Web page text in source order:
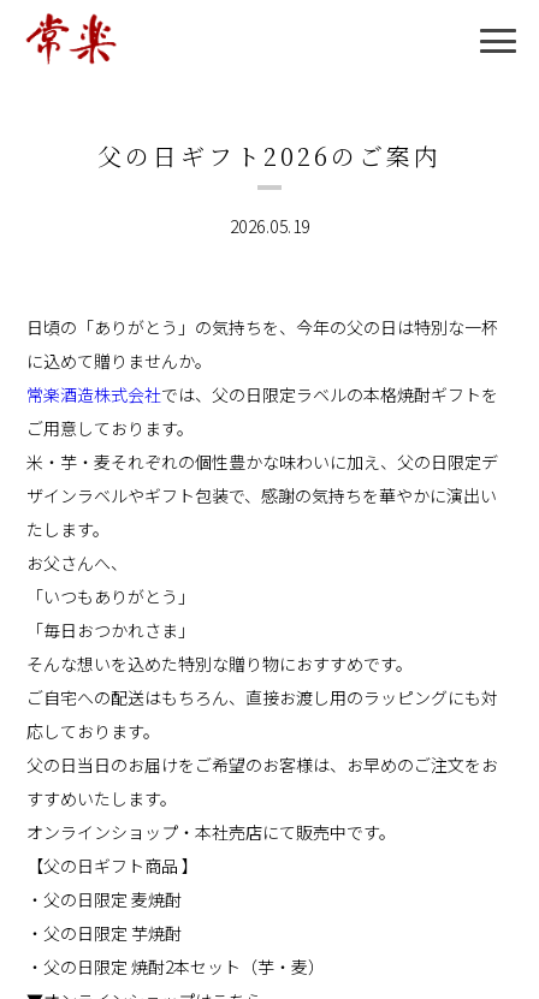
父の日ギフト2026のご案内
2026.05.19
日頃の「ありがとう」の気持ちを、今年の父の日は特別な一杯
に込めて贈りませんか。
常楽酒造株式会社では、父の日限定ラベルの本格焼酎ギフトを
ご用意しております。
米・芋・麦それぞれの個性豊かな味わいに加え、父の日限定デ
ザインラベルやギフト包装で、感謝の気持ちを華やかに演出い
たします。
お父さんへ、
「いつもありがとう」
「毎日おつかれさま」
そんな想いを込めた特別な贈り物におすすめです。
ご自宅への配送はもちろん、直接お渡し用のラッピングにも対
応しております。
父の日当日のお届けをご希望のお客様は、お早めのご注文をお
すすめいたします。
オンラインショップ・本社売店にて販売中です。
【父の日ギフト商品 】
・父の日限定 麦焼酎
・父の日限定 芋焼酎
・父の日限定 焼酎2本セット（芋・麦）